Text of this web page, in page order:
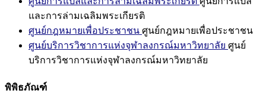
และการล่ามเฉลิมพระเกียรติ
ศูนย์กฎหมายเพื่อประชาชน ศูนย์กฎหมายเพื่อประชาชน
ศูนย์บริการวิชาการแห่งจุฬาลงกรณ์มหาวิทยาลัย ศูนย์
บริการวิชาการแห่งจุฬาลงกรณ์มหาวิทยาลัย
พิพิธภัณฑ์